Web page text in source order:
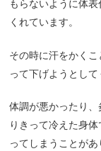
もらないように体
くれています。
その時に汗をかく
って下げようとして
体調が悪かったり
りきって冷えた身
ってしまうことがあ